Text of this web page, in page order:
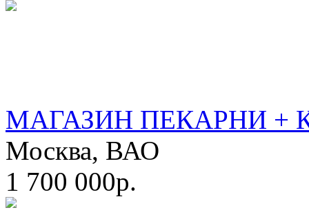
МАГАЗИН ПЕКАРНИ +
Москва, ВАО
1 700 000р.